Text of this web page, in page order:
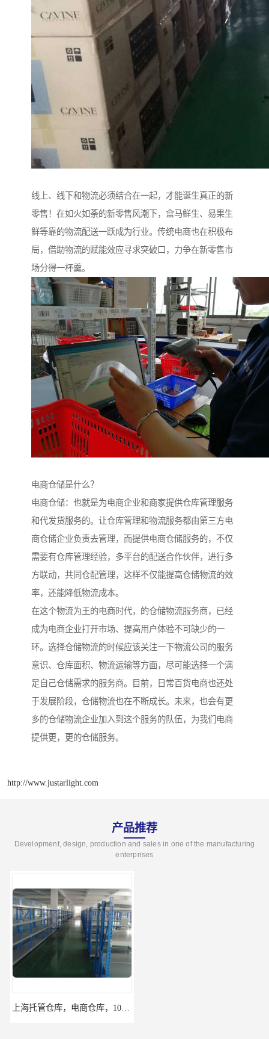
线上、线下和物流必须结合在一起，才能诞生真正的新
零售！在如火如荼的新零售风潮下，盒马鲜生、易果生
鲜等靠的物流配送一跃成为行业。传统电商也在积极布
局，借助物流的赋能效应寻求突破口，力争在新零售市
场分得一杯羹。
电商仓储是什么？
电商仓储：也就是为电商企业和商家提供仓库管理服务
和代发货服务的。让仓库管理和物流服务都由第三方电
商仓储企业负责去管理，而提供电商仓储服务的，不仅
需要有仓库管理经验，多平台的配送合作伙伴，进行多
方联动，共同仓配管理，这样不仅能提高仓储物流的效
率，还能降低物流成本。
在这个物流为王的电商时代，的仓储物流服务商，已经
成为电商企业打开市场、提高用户体验不可缺少的一
环。选择仓储物流的时候应该关注一下物流公司的服务
意识、仓库面积、物流运输等方面，尽可能选择一个满
足自己仓储需求的服务商。目前，日常百货电商也还处
于发展阶段，仓储物流也在不断成长。未来，也会有更
多的仓储物流企业加入到这个服务的队伍，为我们电商
提供更，更的仓储服务。
http://www.justarlight.com
产品推荐
Development, design, production and sales in one of the manufacturing
enterprises
上海托管仓库，电商仓库，10平起租